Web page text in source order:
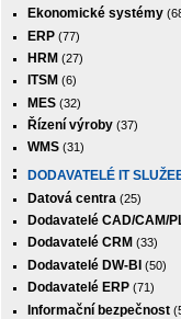
Ekonomické systémy
ERP (77)
HRM (27)
ITSM (6)
MES (32)
Řízení výroby (37)
WMS (31)
DODAVATELÉ IT
Datová centra (25)
Dodavatelé CAD/CAM/
Dodavatelé CRM (33)
Dodavatelé DW-BI (50)
Dodavatelé ERP (71)
Informační bezpečnost